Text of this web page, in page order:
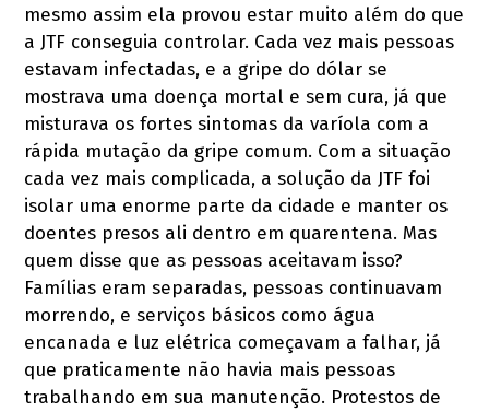
mesmo assim ela provou estar muito além do que
a JTF conseguia controlar. Cada vez mais pessoas
estavam infectadas, e a gripe do dólar se
mostrava uma doença mortal e sem cura, já que
misturava os fortes sintomas da varíola com a
rápida mutação da gripe comum. Com a situação
cada vez mais complicada, a solução da JTF foi
isolar uma enorme parte da cidade e manter os
doentes presos ali dentro em quarentena. Mas
quem disse que as pessoas aceitavam isso?
Famílias eram separadas, pessoas continuavam
morrendo, e serviços básicos como água
encanada e luz elétrica começavam a falhar, já
que praticamente não havia mais pessoas
trabalhando em sua manutenção. Protestos de